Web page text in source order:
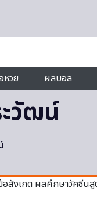
หวย ผลบอล
วัฒน์